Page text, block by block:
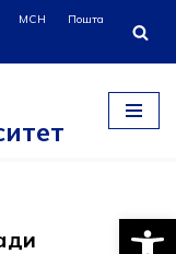
МСН
Пошта